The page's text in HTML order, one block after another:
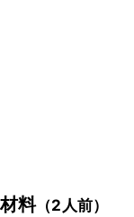
材料（2人前）